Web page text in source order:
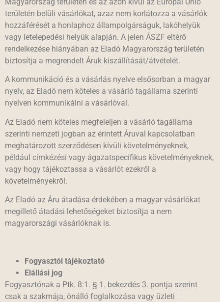
területén belüli vásárlókat, azaz nem korlátozza a vásárlók
hozzáférését a honlaphoz állampolgárságuk, lakóhelyük
vagy letelepedési helyük alapján. A jelen ÁSZF eltérő
rendelkezése hiányában az Eladó Magyarország területén
biztosítja a megrendelt Áruk kiszállítását/átvételét.
A kommunikáció és a vásárlás nyelve elsősorban a magyar
nyelv, az Eladó nem köteles a vásárló tagállama szerinti
nyelven kommunikálni a vásárlóval.
Az Eladó nem köteles megfeleljen a vásárló tagállama
szerinti nemzeti jogban az érintett Áruval kapcsolatban
meghatározott szerződésen kívüli követelményeknek,
például címkézési vagy ágazatspecifikus követelményeknek,
vagy hogy tájékoztassa a vásárlót ezekről a
követelményekről.
Az Eladó az Áru átadása érdekében a magyar vásárlókat
megillető átadási lehetőségeket biztosítja a nem
magyarországi vásárlóknak is.
Fogyasztói tájékoztató
Elállási jog
Fogyasztónak a Ptk. 8:1. § 1. bekezdés 3. pontja szerint
csak a szakmája, önálló foglalkozása vagy üzleti